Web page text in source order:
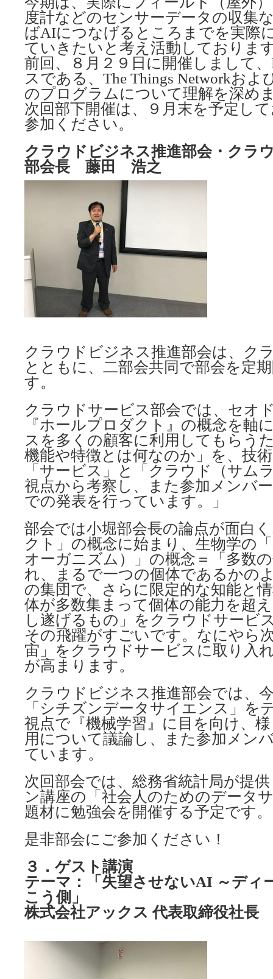
度計などのセンサーデータの収集
ばAIにつなげるところまでを実際
ていきたいと考え活動しておりま
前回、８月２９日に開催しまして
スである、The Things Networkお
のプログラムについて理解を深め
次回部下開催は、９月末を予定し
参加ください。
クラウドビジネス推進部会・クラ
部会長 藤田 浩之
クラウドビジネス推進部会は、ク
とともに、二部会共同で部会を定
す。
クラウドサービス部会では、セオ
『ホールプロダクト』の概念を軸
スを多くの顧客に利用してもらう
機能や特徴とは何なのか」を、技
「サービス」と「クラウド（サム
視点から考察し、また参加メンバ
での発表を行っています。」
部会では小堀部会長の論点が面白
クト」の概念に始まり、生物学の
オーガニズム）」の概念＝「多数
れ、まるで一つの個体であるかの
の集団で、さらに限定的な知能と
体が多数集まって個体の能力を超
し遂げるもの」をクラウドサービ
その飛躍がすごいです。なにやら
宙」をクラウドサービスに取り入
が高まります。
クラウドビジネス推進部会では、
「シチズンデータサイエンス」を
視点で『機械学習』に目を向け、
用について議論し、また参加メン
ています。
次回部会では、総務省統計局が提
ン講座の「社会人のためのデータ
題材に勉強会を開催する予定です。
是非部会にご参加ください！
３．ゲスト講演
テーマ：「失望させないAI ～ディ
こう側」
株式会社アックス 代表取締役社長